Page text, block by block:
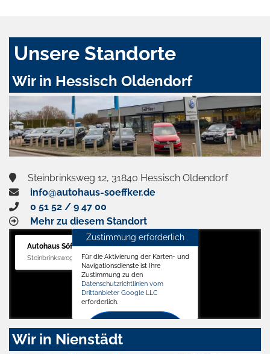
Unsere Standorte
Wir in Hessisch Oldendorf
Steinbrinksweg 12, 31840 Hessisch Oldendorf
info@autohaus-soeffker.de
0 51 52 / 9 47 00
Mehr zu diesem Standort
Autohaus Söffker GmbH
Steinbrinksweg 12, 31840 Hessisch Oldendorf
Zustimmung erforderlich
Für die Aktivierung der Karten- und
Navigationsdienste ist Ihre
Zustimmung zu den
Datenschutzrichtlinien vom
Drittanbieter Google LLC
erforderlich.
Zustimmen
aktivieren
Wir in Nienstädt